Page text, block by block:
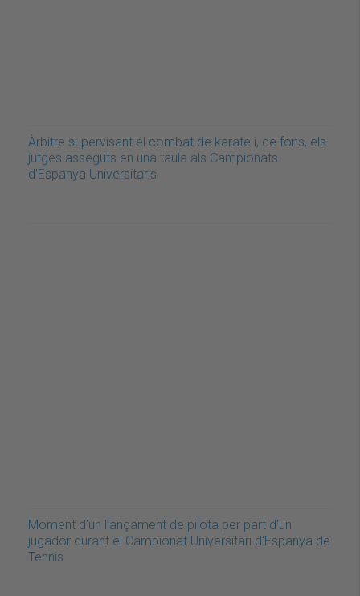
Àrbitre supervisant el combat de karate i, de fons, els
jutges asseguts en una taula als Campionats
d'Espanya Universitaris
Moment d'un llançament de pilota per part d'un
jugador durant el Campionat Universitari d'Espanya de
Tennis